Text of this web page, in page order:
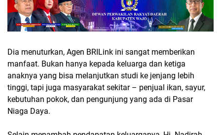
Dia menuturkan, Agen BRILink ini sangat memberikan
manfaat. Bukan hanya kepada keluarga dan ketiga
anaknya yang bisa melanjutkan studi ke jenjang lebih
tinggi, tapi juga masyarakat sekitar – penjual ikan, sayur,
kebutuhan pokok, dan pengunjung yang ada di Pasar
Niaga Daya.